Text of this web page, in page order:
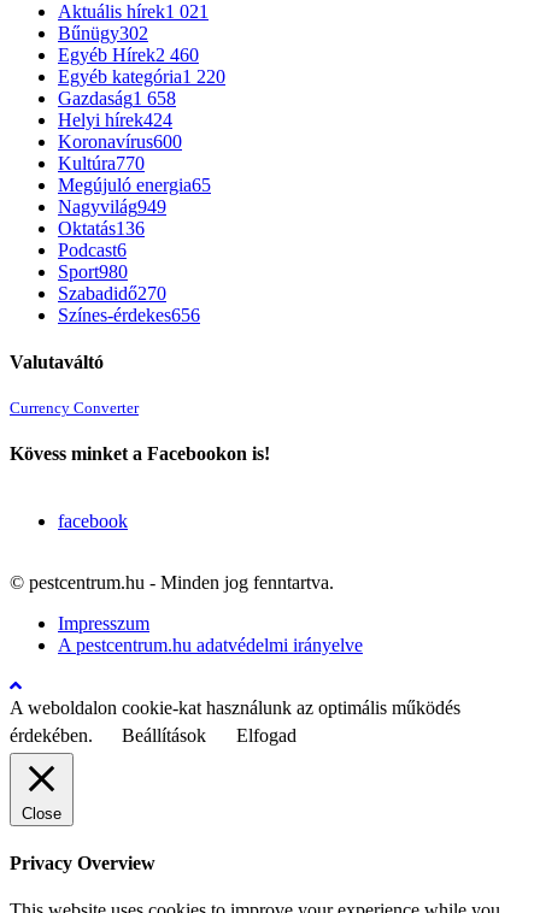
Aktuális hírek1 021
Bűnügy302
Egyéb Hírek2 460
Egyéb kategória1 220
Gazdaság1 658
Helyi hírek424
Koronavírus600
Kultúra770
Megújuló energia65
Nagyvilág949
Oktatás136
Podcast6
Sport980
Szabadidő270
Színes-érdekes656
Valutaváltó
Currency Converter
Kövess minket a Facebookon is!
facebook
© pestcentrum.hu - Minden jog fenntartva.
Impresszum
A pestcentrum.hu adatvédelmi irányelve
A weboldalon cookie-kat használunk az optimális működés
érdekében.
Beállítások Elfogad
Close
Privacy Overview